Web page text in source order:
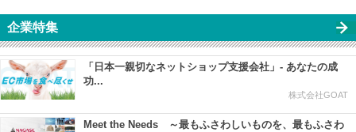
企業特集
「日本一親切なネットショップ支援会社」- あなたの成
功...
株式会社GOAT
Meet the Needs ～最もふさわしいものを、最もふさわ